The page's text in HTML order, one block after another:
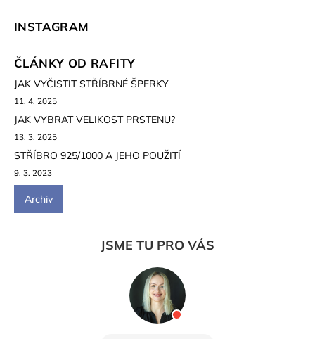
INSTAGRAM
ČLÁNKY OD RAFITY
JAK VYČISTIT STŘÍBRNÉ ŠPERKY
11. 4. 2025
JAK VYBRAT VELIKOST PRSTENU?
13. 3. 2025
STŘÍBRO 925/1000 A JEHO POUŽITÍ
9. 3. 2023
Archiv
JSME TU PRO VÁS